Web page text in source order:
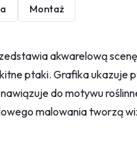
Montaż
akwarelową
ptaki. Grafika ukazuje
do motywu
malowania tworzą